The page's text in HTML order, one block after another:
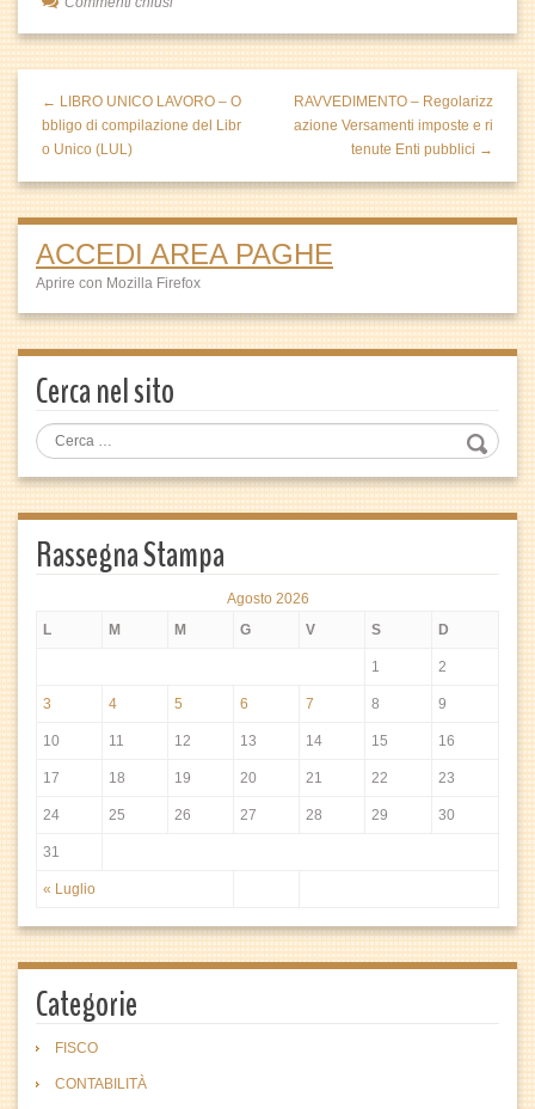
← LIBRO UNICO LAVORO – O
bbligo di compilazione del Libr
o Unico (LUL)
RAVVEDIMENTO – Regolarizz
azione Versamenti imposte e ri
tenute Enti pubblici →
ACCEDI AREA PAGHE
Aprire con Mozilla Firefox
Cerca nel sito
Rassegna Stampa
Agosto 2026
L
M M G V S D
« Luglio
1 2
3 4 5 6 7 8 9
10 11 12 13 14 15 16
17 18 19 20 21 22 23
24 25 26 27 28 29 30
31
Categorie
FISCO
CONTABILITÀ